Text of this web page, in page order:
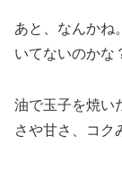
あと、なんかね
いてないのかな
油で玉子を焼い
さや甘さ、コク